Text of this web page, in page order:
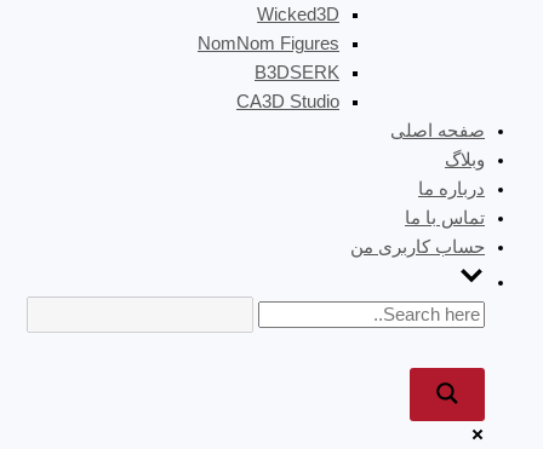
Wicked3D
NomNom Figures
B3DSERK
CA3D Studio
صفحه اصلی
وبلاگ
درباره ما
تماس با ما
حساب کاربری من